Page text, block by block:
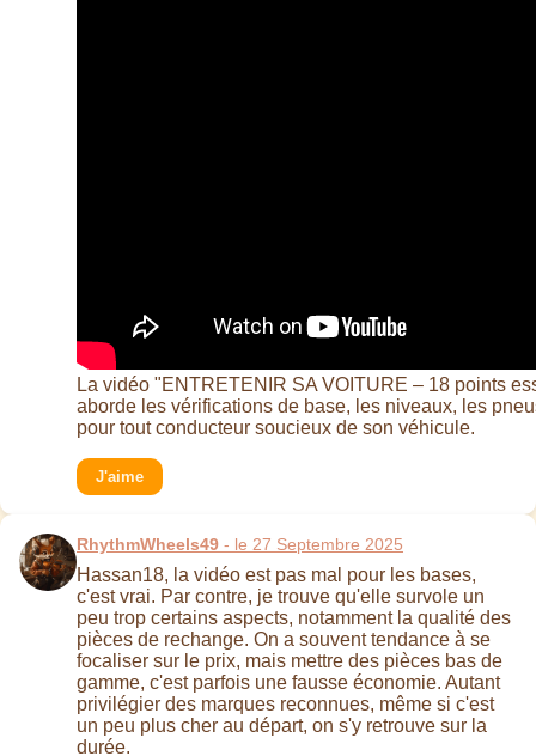
La vidéo "ENTRETENIR SA VOITURE – 18 points
aborde les vérifications de base, les niveaux, les
pour tout conducteur soucieux de son véhicule.
J'aime
RhythmWheels49 - le 27 Septembre 2025
Hassan18, la vidéo est pas mal pour les bases,
c'est vrai. Par contre, je trouve qu'elle survole un
peu trop certains aspects, notamment la qualité des
pièces de rechange. On a souvent tendance à se
focaliser sur le prix, mais mettre des pièces bas de
gamme, c'est parfois une fausse économie. Autant
privilégier des marques reconnues, même si c'est
un peu plus cher au départ, on s'y retrouve sur la
durée.